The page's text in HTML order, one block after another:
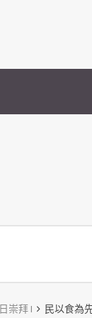
崇拜 I 民以食為